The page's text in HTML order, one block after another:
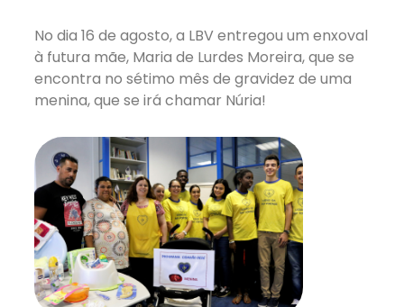
No dia 16 de agosto, a LBV entregou um enxoval
à futura mãe, Maria de Lurdes Moreira, que se
encontra no sétimo mês de gravidez de uma
menina, que se irá chamar Núria!